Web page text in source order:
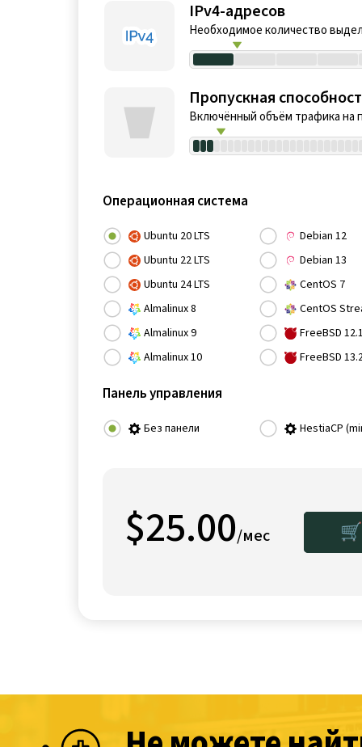
IPv4-адресов
Необходимое количество
Пропускная
Включённый объём трафика на
Операционная система
Ubuntu 20 LTS
Ubuntu 22 LTS
Ubuntu 24 LTS
Almalinux 8
Almalinux 9
Almalinux 10
Debian 12
Debian 13
CentOS 7
CentOS
FreeBSD
FreeBSD
Панель управления
Без панели HestiaCP
$25.00/мес